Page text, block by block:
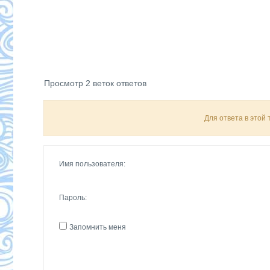
Просмотр 2 веток ответов
Для ответа в этой
Имя пользователя:
Пароль:
Запомнить меня